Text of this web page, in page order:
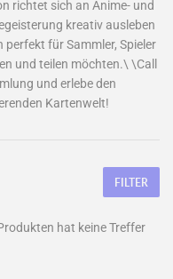
richtet sich an Anime- und
kreativ ausleben
perfekt für Sammler, Spieler
und teilen möchten.\ \Call
und erlebe den
Kartenwelt!
FILTER
hat keine Treffer